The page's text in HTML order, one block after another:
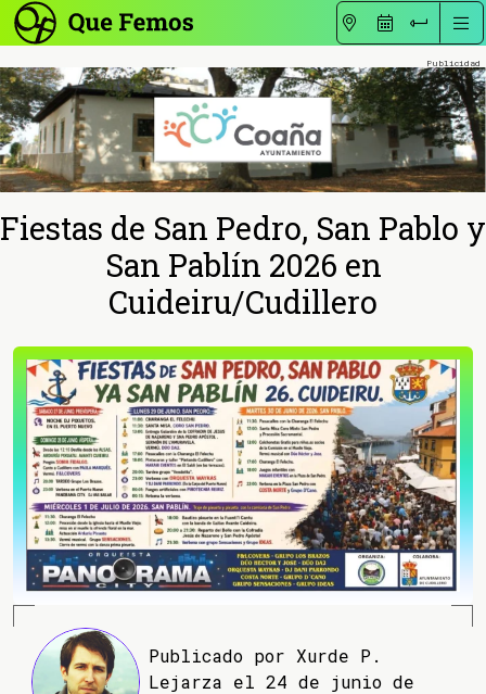
Fiestas de San Pedro, San Pablo y
San Pablín 2026 en
Cuideiru/Cudillero
Publicado por Xurde P.
Lejarza el 24 de junio de